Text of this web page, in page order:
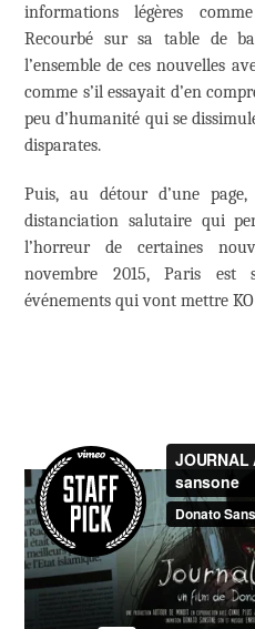
informations légères
Recourbé sur sa table de
l’ensemble de ces nouvelles
comme s’il essayait d’en
peu d’humanité qui se
disparates.
Puis, au détour d’une
distanciation salutaire qui
l’horreur de certaines
novembre 2015, Paris est
événements qui vont mettre